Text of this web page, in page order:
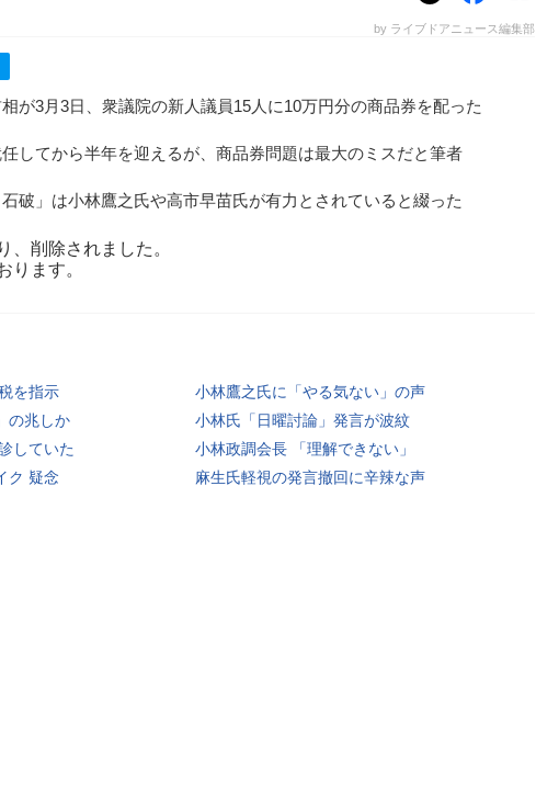
by ライブドアニュース編集部
が3月3日、衆議院の新人議員15人に10万円分の商品券を配った
してから半年を迎えるが、商品券問題は最大のミスだと筆者
石破」は小林鷹之氏や高市早苗氏が有力とされていると綴った
、削除されました。
ります。
を指示
小林鷹之氏に「やる気ない」の声
の兆しか
小林氏「日曜討論」発言が波紋
していた
小林政調会長 「理解できない」
ク 疑念
麻生氏軽視の発言撤回に辛辣な声